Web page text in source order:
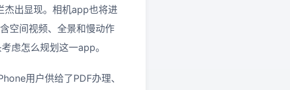
杰出显现。相机app也将进
空间视频、全景和慢动作
虑怎么规划这一app。
用户供给了PDF办理、